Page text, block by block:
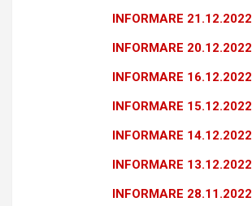
INFORMARE 21.12.2022
INFORMARE 20.12.2022
INFORMARE 16.12.2022
INFORMARE 15.12.2022
INFORMARE 14.12.2022
INFORMARE 13.12.2022
INFORMARE 28.11.2022